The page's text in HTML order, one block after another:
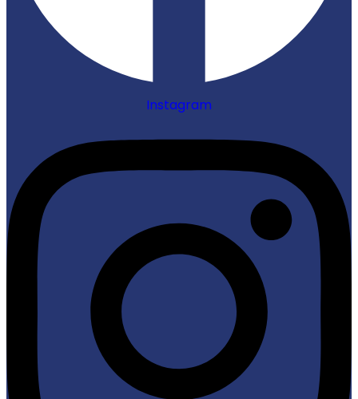
Instagram